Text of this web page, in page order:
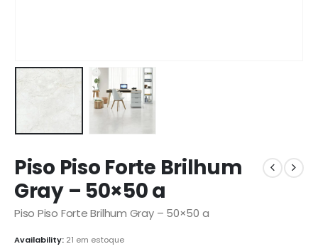
Piso Piso Forte Brilhum
Gray – 50×50 a
Piso Piso Forte Brilhum Gray – 50×50 a
Availability: 21 em estoque